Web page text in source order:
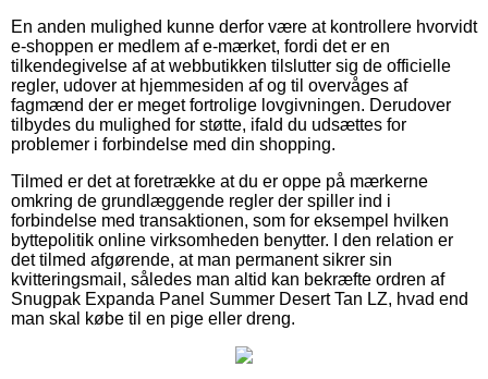
En anden mulighed kunne derfor være at kontrollere hvorvidt
e-shoppen er medlem af e-mærket, fordi det er en
tilkendegivelse af at webbutikken tilslutter sig de officielle
regler, udover at hjemmesiden af og til overvåges af
fagmænd der er meget fortrolige lovgivningen. Derudover
tilbydes du mulighed for støtte, ifald du udsættes for
problemer i forbindelse med din shopping.
Tilmed er det at foretrække at du er oppe på mærkerne
omkring de grundlæggende regler der spiller ind i
forbindelse med transaktionen, som for eksempel hvilken
byttepolitik online virksomheden benytter. I den relation er
det tilmed afgørende, at man permanent sikrer sin
kvitteringsmail, således man altid kan bekræfte ordren af
Snugpak Expanda Panel Summer Desert Tan LZ, hvad end
man skal købe til en pige eller dreng.